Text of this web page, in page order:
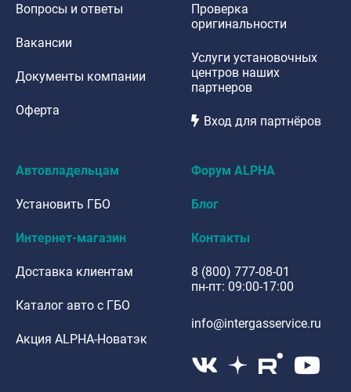
Вопросы и ответы
Вакансии
Документы компании
Оферта
Проверка
оригинальности
Услуги установочных
центров наших
партнеров
Вход для партнёров
Автовладельцам
Установить ГБО
Интернет-магазин
Доставка клиентам
Каталог авто с ГБО
Акция ALPHA-Новатэк
Форум ALPHA
Блог
Контакты
8 (800) 777-08-01
пн-пт: 09:00-17:00
info@intergasservice.ru